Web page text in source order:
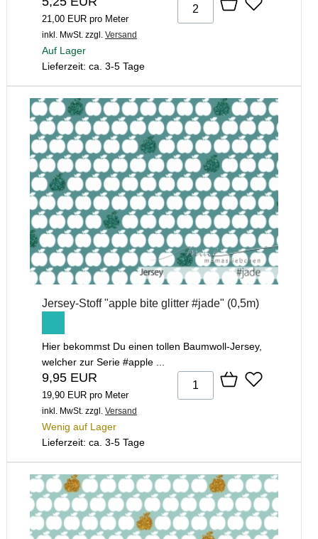
21,00 EUR pro Meter
inkl. MwSt. zzgl. Versand
Auf Lager
Lieferzeit: ca. 3-5 Tage
Jersey-Stoff "apple bite glitter #jade" (0,5m)
Hier bekommst Du einen tollen Baumwoll-Jersey,
welcher zur Serie #apple ...
9,95 EUR
19,90 EUR pro Meter
inkl. MwSt. zzgl. Versand
Wenig auf Lager
Lieferzeit: ca. 3-5 Tage